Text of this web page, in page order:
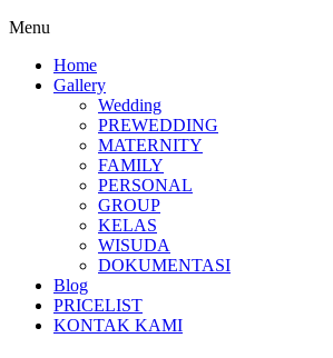
Menu
Home
Gallery
Wedding
PREWEDDING
MATERNITY
FAMILY
PERSONAL
GROUP
KELAS
WISUDA
DOKUMENTASI
Blog
PRICELIST
KONTAK KAMI